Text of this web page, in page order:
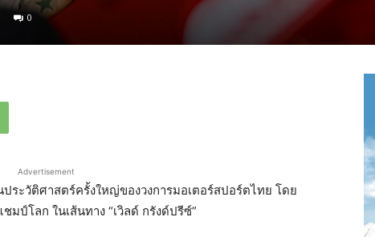
0
Advertisement
ะวัติศาสตร์ครั้งใหญ่ของวงการมอเตอร์สปอร์ตไทย โดย
มป์โลก ในเส้นทาง “เวิลด์ กรังด์ปรีซ์”